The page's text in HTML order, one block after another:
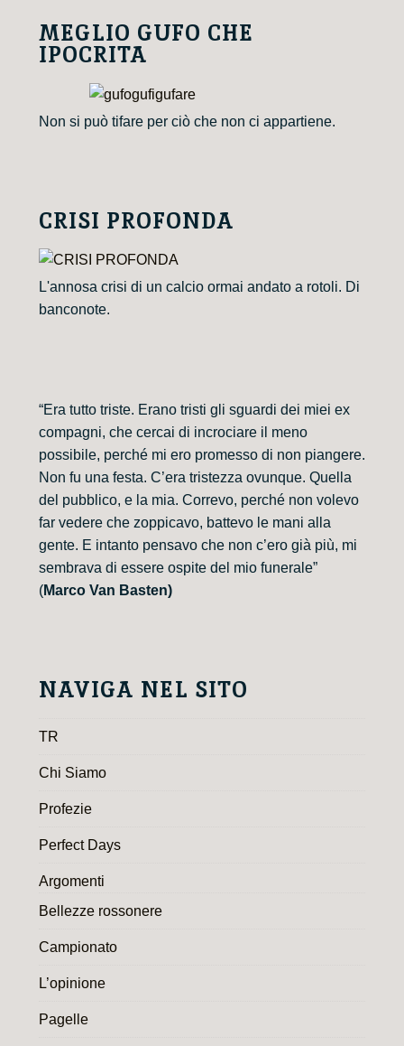
MEGLIO GUFO CHE
IPOCRITA
Non si può tifare per ciò che non ci appartiene.
CRISI PROFONDA
L'annosa crisi di un calcio ormai andato a rotoli. Di
banconote.
“Era tutto triste. Erano tristi gli sguardi dei miei ex
compagni, che cercai di incrociare il meno
possibile, perché mi ero promesso di non piangere.
Non fu una festa. C’era tristezza ovunque. Quella
del pubblico, e la mia. Correvo, perché non volevo
far vedere che zoppicavo, battevo le mani alla
gente. E intanto pensavo che non c’ero già più, mi
sembrava di essere ospite del mio funerale”
(Marco Van Basten)
NAVIGA NEL SITO
TR
Chi Siamo
Profezie
Perfect Days
Argomenti
Bellezze rossonere
Campionato
L’opinione
Pagelle